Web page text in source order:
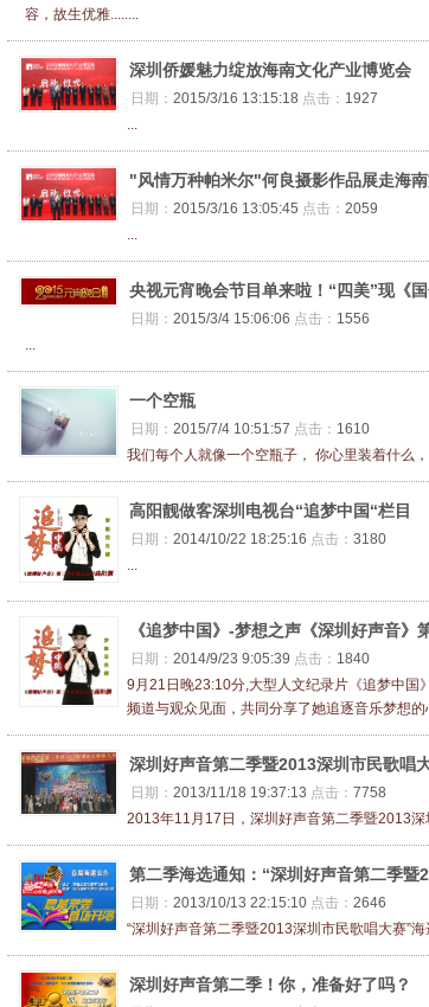
容，故生优雅........
深圳侨媛魅力绽放海南文化产业博览会
日期： 2015/3/16 13:15:18 点击： 1927
...
"风情万种帕米尔"何良摄影作品展走海
日期： 2015/3/16 13:05:45 点击： 2059
...
央视元宵晚会节目单来啦！“四美”现《
日期： 2015/3/4 15:06:06 点击： 1556
...
一个空瓶
日期： 2015/7/4 10:51:57 点击： 1610
我们每个人就像一个空瓶子， 你心里装着什么
高阳靓做客深圳电视台“追梦中国“栏目
日期： 2014/10/22 18:25:16 点击： 3180
...
《追梦中国》-梦想之声《深圳好声音》
日期： 2014/9/23 9:05:39 点击： 1840
9月21日晚23:10分,大型人文纪录片《追梦中国
频道与观众见面，共同分享了她追逐音乐梦想的
深圳好声音第二季暨2013深圳市民歌唱
日期： 2013/11/18 19:37:13 点击： 7758
2013年11月17日，深圳好声音第二季暨2013深
第二季海选通知：“深圳好声音第二季暨
日期： 2013/10/13 22:15:10 点击： 2646
“深圳好声音第二季暨2013深圳市民歌唱大赛”海
深圳好声音第二季！你，准备好了吗？